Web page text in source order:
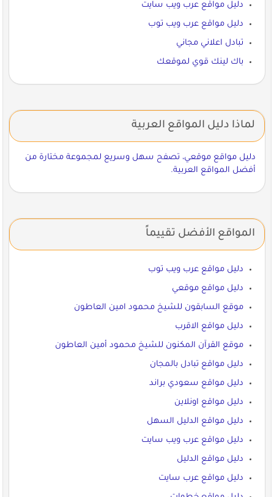
دليل مواقع عرب ويب سايت
دليل مواقع عرب ويب توب
تبادل اعلاني مجاني
باك لينك قوي لموقعك
لماذا دليل المواقع العربية
دليل مواقع موقعي، تصفح سهل وسريع لمجموعة مختارة من
أفضل المواقع العربية.
المواقع الأفضل تقييماً
دليل مواقع عرب ويب توب
دليل مواقع موقعي
موقع السابقون للشيخ محمود امين العاطون
دليل مواقع الاقرب
موقع القرآن المكنون للشيخ محمود أمين العاطون
دليل مواقع تبادل بالمجان
دليل مواقع سعودي براند
دليل مواقع اونلاين
دليل مواقع الدليل السهل
دليل مواقع عرب ويب سايت
دليل مواقع الدليل
دليل مواقع عرب سايت